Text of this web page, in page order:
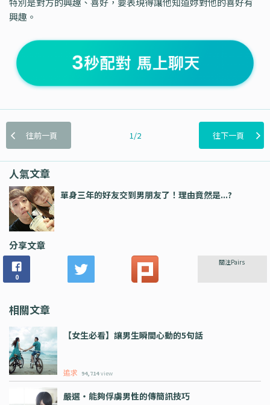
興趣。
往前一頁 1/2 往下一頁
人氣文章
單身三年的好友交到男朋友了！理由竟然是...?
分享文章
0
關注Pairs
相關文章
【女生必看】讓男生瞬間心動的5句話
追求 94,714 view
嚴選・能夠俘虜男性的傳簡訊技巧